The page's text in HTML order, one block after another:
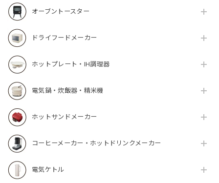
オーブントースター
ドライフードメーカー
ホットプレート・IH調理器
電気鍋・炊飯器・精米機
ホットサンドメーカー
コーヒーメーカー・ホットドリンクメーカー
電気ケトル